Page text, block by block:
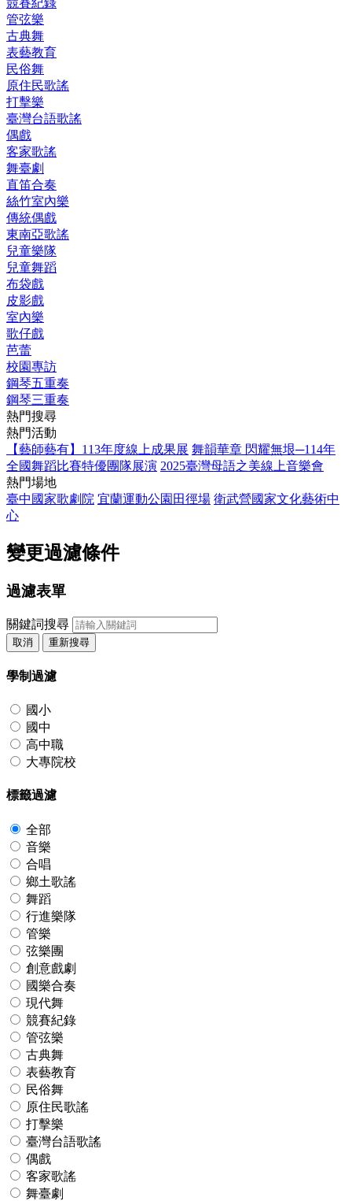
競賽紀錄
管弦樂
古典舞
表藝教育
民俗舞
原住民歌謠
打擊樂
臺灣台語歌謠
偶戲
客家歌謠
舞臺劇
直笛合奏
絲竹室內樂
傳統偶戲
東南亞歌謠
兒童樂隊
兒童舞蹈
布袋戲
皮影戲
室內樂
歌仔戲
芭蕾
校園專訪
鋼琴五重奏
鋼琴三重奏
熱門搜尋
熱門活動
【藝師藝有】113年度線上成果展 舞韻華章 閃耀無垠─114年
全國舞蹈比賽特優團隊展演 2025臺灣母語之美線上音樂會
熱門場地
臺中國家歌劇院 宜蘭運動公園田徑場 衛武營國家文化藝術中
心
變更過濾條件
過濾表單
關鍵詞搜尋
取消 重新搜尋
學制過濾
國小
國中
高中職
大專院校
標籤過濾
全部
音樂
合唱
鄉土歌謠
舞蹈
行進樂隊
管樂
弦樂團
創意戲劇
國樂合奏
現代舞
競賽紀錄
管弦樂
古典舞
表藝教育
民俗舞
原住民歌謠
打擊樂
臺灣台語歌謠
偶戲
客家歌謠
舞臺劇